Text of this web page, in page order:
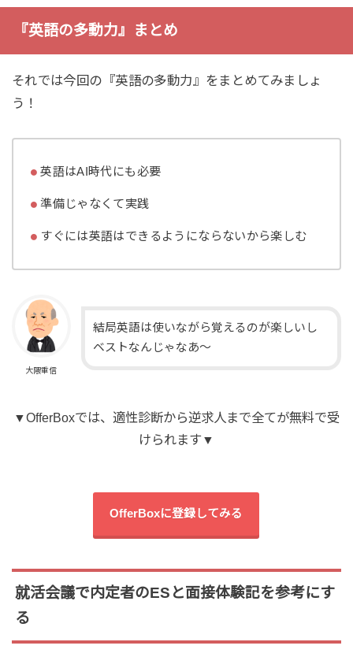
『英語の多動力』まとめ
それでは今回の『英語の多動力』をまとめてみましょ
う！
英語はAI時代にも必要
準備じゃなくて実践
すぐには英語はできるようにならないから楽しむ
大隈重信
結局英語は使いながら覚えるのが楽しいし
ベストなんじゃなあ～
▼OfferBoxでは、適性診断から逆求人まで全てが無料で受
けられます▼
OfferBoxに登録してみる
就活会議で内定者のESと面接体験記を参考にす
る